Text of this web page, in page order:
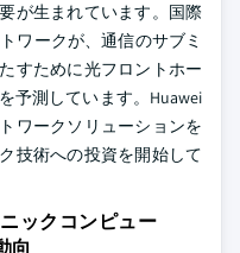
が生まれています。国際
ワークが、通信のサブミ
すために光フロントホー
予測しています。Huawei
ワークソリューションを
技術への投資を開始して
ックコンピュー
向